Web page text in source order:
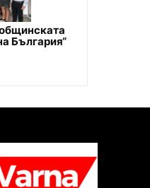
България“